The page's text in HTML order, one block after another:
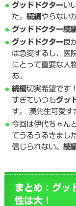
グッドドクターい
た。続編やらない
グッドドクター続
グッドドクター良
は急変するし、医
にとって重要な人
あ。
続編切実希望です
すぎていつもグッ
す。 湊先生可愛す
今回は伊代ちゃん
てうるうるきまし
信じられない。続
まとめ：グッ
性は大！